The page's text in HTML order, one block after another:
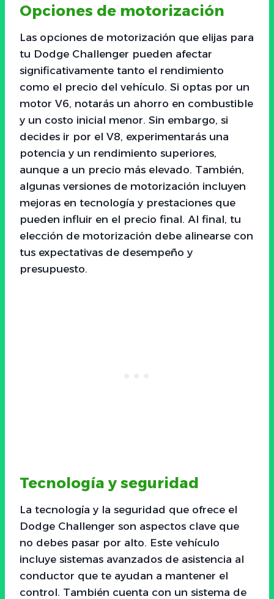
Opciones de motorización
Las opciones de motorización que elijas para
tu Dodge Challenger pueden afectar
significativamente tanto el rendimiento
como el precio del vehículo. Si optas por un
motor V6, notarás un ahorro en combustible
y un costo inicial menor. Sin embargo, si
decides ir por el V8, experimentarás una
potencia y un rendimiento superiores,
aunque a un precio más elevado. También,
algunas versiones de motorización incluyen
mejoras en tecnología y prestaciones que
pueden influir en el precio final. Al final, tu
elección de motorización debe alinearse con
tus expectativas de desempeño y
presupuesto.
Tecnología y seguridad
La tecnología y la seguridad que ofrece el
Dodge Challenger son aspectos clave que
no debes pasar por alto. Este vehículo
incluye sistemas avanzados de asistencia al
conductor que te ayudan a mantener el
control. También cuenta con un sistema de